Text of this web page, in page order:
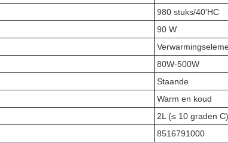
980 stuks/40'HC
90 W
80W-500W
Staande
Warm en koud
2L (≤ 10 graden C)
8516791000